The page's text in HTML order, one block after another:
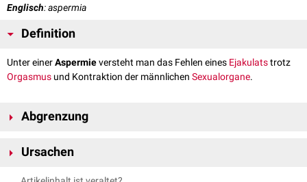
Englisch: aspermia
Definition
Unter einerAspermieversteht man das Fehlen eines Ejakulatstrotz
Orgasmus und Kontraktion der männlichen Sexualorgane.
Abgrenzung
dieAzoospermie
Ursachen
retrograde Ejakulation